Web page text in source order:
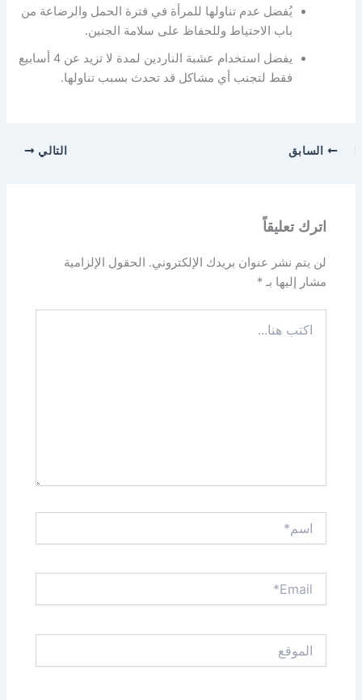
يُفضل عدم تناولها للمرأة في فترة الحمل والرضاعة من
باب الاحتياط وللحفاظ على سلامة الجنين.
يفضل استخدام عشبة الناردين لمدة لا تزيد عن 4 أسابيع
فقط لتجنب أي مشاكل قد تحدث بسبب تناولها.
السابق التالي
اترك تعليقاً
لن يتم نشر عنوان بريدك الإلكتروني. الحقول الإلزامية
مشار إليها بـ*
هنا...